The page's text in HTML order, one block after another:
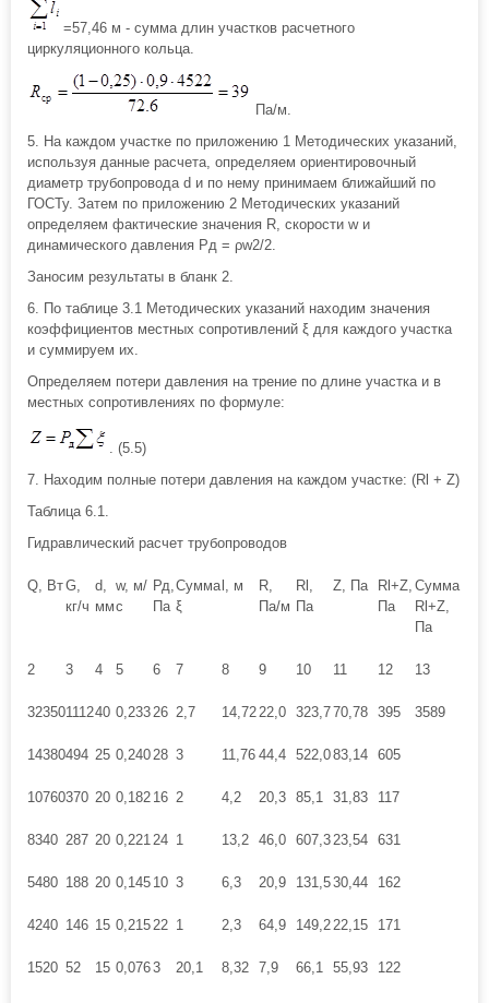
=57,46 м - сумма длин участков расчетного
циркуляционного кольца.
Па/м.
5. На каждом участке по приложению 1 Методических указаний,
используя данные расчета, определяем ориентировочный
диаметр трубопровода d и по нему принимаем ближайший по
ГОСТу. Затем по приложению 2 Методических указаний
определяем фактические значения R, скорости w и
динамического давления Pд = ρw2/2.
Заносим результаты в бланк 2.
6. По таблице 3.1 Методических указаний находим значения
коэффициентов местных сопротивлений ξ для каждого участка
и суммируем их.
Определяем потери давления на трение по длине участка и в
местных сопротивлениях по формуле:
. (5.5)
7. Находим полные потери давления на каждом участке: (Rl + Z)
Таблица 6.1.
Гидравлический расчет трубопроводов
Q, ВтG,
кг/ч
d,
мм
w, м/
с
Рд,
Па
Сумма
ξ
l, м
R,
Па/м
Rl,
Па
Z, Па
Rl+Z,
Па
Сумма
Rl+Z,
Па
2 3 4 5 6 7 8 9 10 11 12 13
32350111240 0,23326 2,7 14,7222,0 323,770,78 395 3589
14380494 25 0,24028 3 11,76 44,4 522,083,14 605
10760370 20 0,182 16 2 4,2 20,3 85,1 31,83 117
8340 287 20 0,22124 1 13,2 46,0 607,323,54 631
5480 188 20 0,145 10 3 6,3 20,9 131,530,44 162
4240 146 15 0,21522 1 2,3 64,9 149,222,15 171
1520 52 15 0,0763 20,1 8,32 7,9 66,1 55,93 122